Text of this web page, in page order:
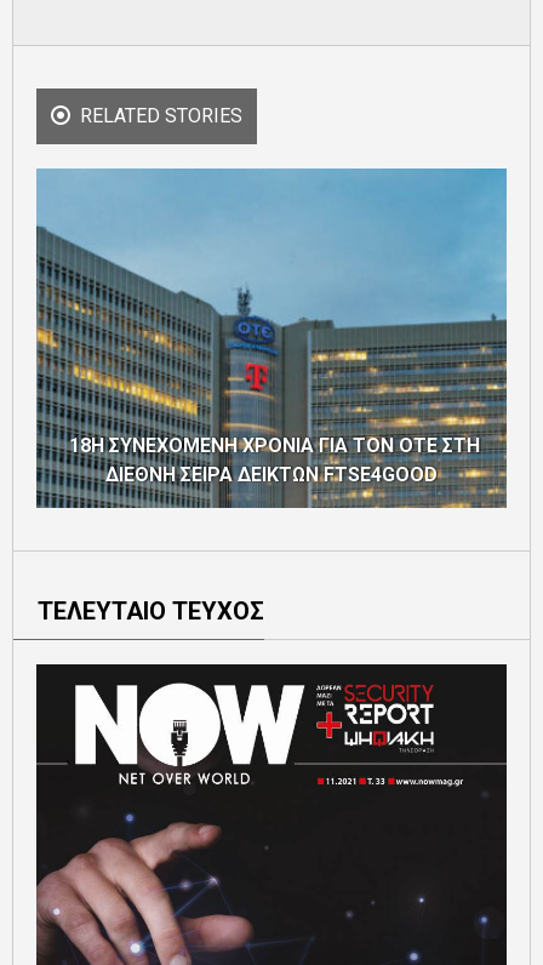
RELATED STORIES
18Η ΣΥΝΕΧΟΜΕΝΗ ΧΡΟΝΙΑ ΓΙΑ ΤΟΝ ΟΤΕ ΣΤΗ
ΔΙΕΘΝΗ ΣΕΙΡΑ ΔΕΙΚΤΩΝ FTSE4GOOD
ΤΕΛΕΥΤΑΙΟ ΤΕΥΧΟΣ